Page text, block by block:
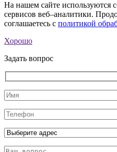
На нашем сайте используются
сервисов веб–аналитики.
соглашаетесь с политикой
Хорошо
Задать вопрос